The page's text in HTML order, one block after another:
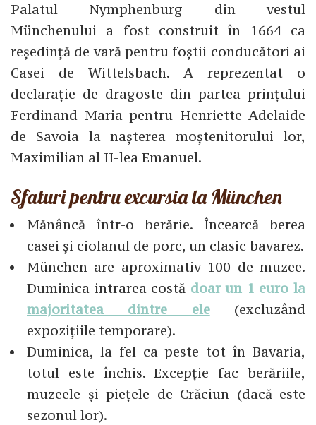
Palatul Nymphenburg din vestul
Münchenului a fost construit în 1664 ca
reședință de vară pentru foștii conducători ai
Casei de Wittelsbach. A reprezentat o
declarație de dragoste din partea prințului
Ferdinand Maria pentru Henriette Adelaide
de Savoia la nașterea moștenitorului lor,
Maximilian al II-lea Emanuel.
Sfaturi pentru excursia la München
Mănâncă într-o berărie. Încearcă berea
casei și ciolanul de porc, un clasic bavarez.
München are aproximativ 100 de muzee.
Duminica intrarea costă doar un 1 euro la
majoritatea dintre ele(excluzând
expozițiile temporare).
Duminica, la fel ca peste tot în Bavaria,
totul este închis. Excepție fac berăriile,
muzeele și piețele de Crăciun (dacă este
sezonul lor).